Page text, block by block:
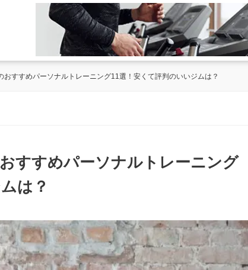
おすすめパーソナルトレーニング11選！安くて評判のいいジムは？
おすすめパーソナルトレーニング
は？